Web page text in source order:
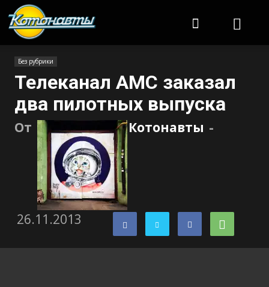
Без рубрики
Телеканал AMC заказал
два пилотных выпуска
От Котонавты -
26.11.2013